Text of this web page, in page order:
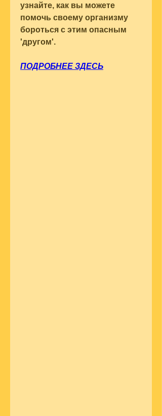
узнайте, как вы можете
помочь своему организму
бороться с этим опасным
'другом'.
ПОДРОБНЕЕ ЗДЕСЬ